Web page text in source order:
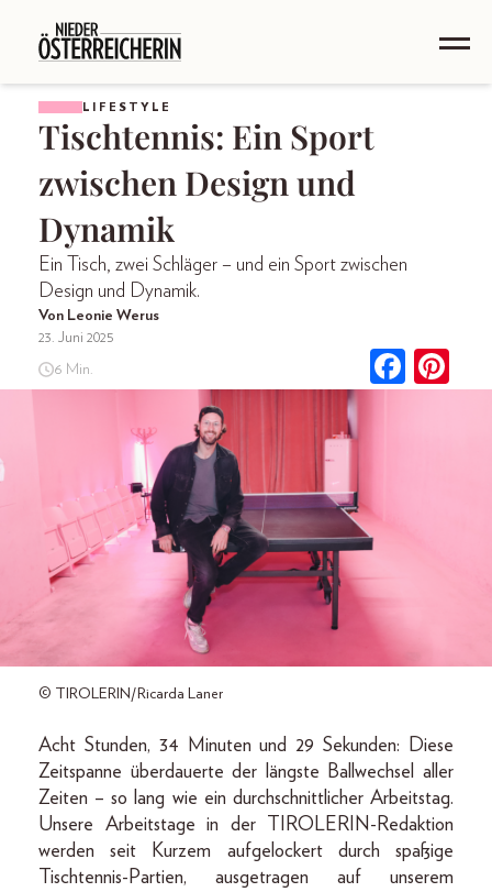
LIFESTYLE
Tischtennis: Ein Sport
zwischen Design und
Dynamik
Ein Tisch, zwei Schläger – und ein Sport zwischen
Design und Dynamik.
Von Leonie Werus
23. Juni 2025
6 Min.
© TIROLERIN/Ricarda Laner
Acht Stunden, 34 Minuten und 29 Sekunden: Diese
Zeitspanne überdauerte der längste Ballwechsel aller
Zeiten – so lang wie ein durchschnittlicher Arbeitstag.
Unsere Arbeitstage in der TIROLERIN-Redaktion
werden seit Kurzem aufgelockert durch spaßige
Tischtennis-Partien, ausgetragen auf unserem